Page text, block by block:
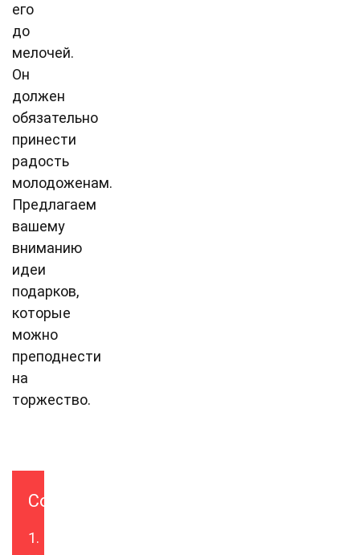
его
до
мелочей.
Он
должен
обязательно
принести
радость
молодоженам.
Предлагаем
вашему
вниманию
идеи
подарков,
которые
можно
преподнести
на
торжество.
Содержание